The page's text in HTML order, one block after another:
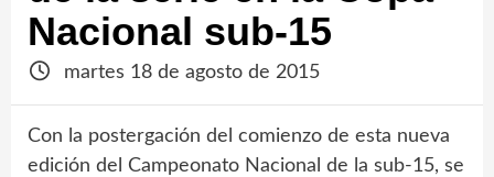
Nacional sub-15
martes 18 de agosto de 2015
Con la postergación del comienzo de esta nueva
edición del Campeonato Nacional de la sub-15, se